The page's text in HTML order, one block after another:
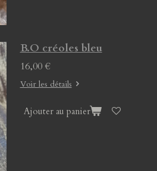
B.O créoles bleu
16,00 €
Voir les détails
Ajouter au panier